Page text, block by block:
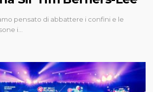
pensato di abbattere i confini e le
i…